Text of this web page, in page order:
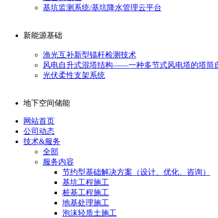
基坑监测系统/基坑降水管理云平台
新能源基础
渔光互补新型锚杆检测技术
风电自升式混塔结构——一种多节式风电塔的塔筒
光伏柔性支架系统
地下空间储能
网站首页
公司动态
技术&服务
全部
服务内容
节约型基础解决方案（设计、优化、咨询）
基坑工程施工
桩基工程施工
地基处理施工
泡沫轻质土施工